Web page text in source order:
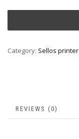
Category: Sellos printer
REVIEWS (0)